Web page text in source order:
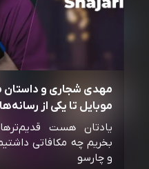
مهدی شجاری و داستان
موبایل تا یکی از
یادتان هست
بخریم چه مکافاتی
و چارسو